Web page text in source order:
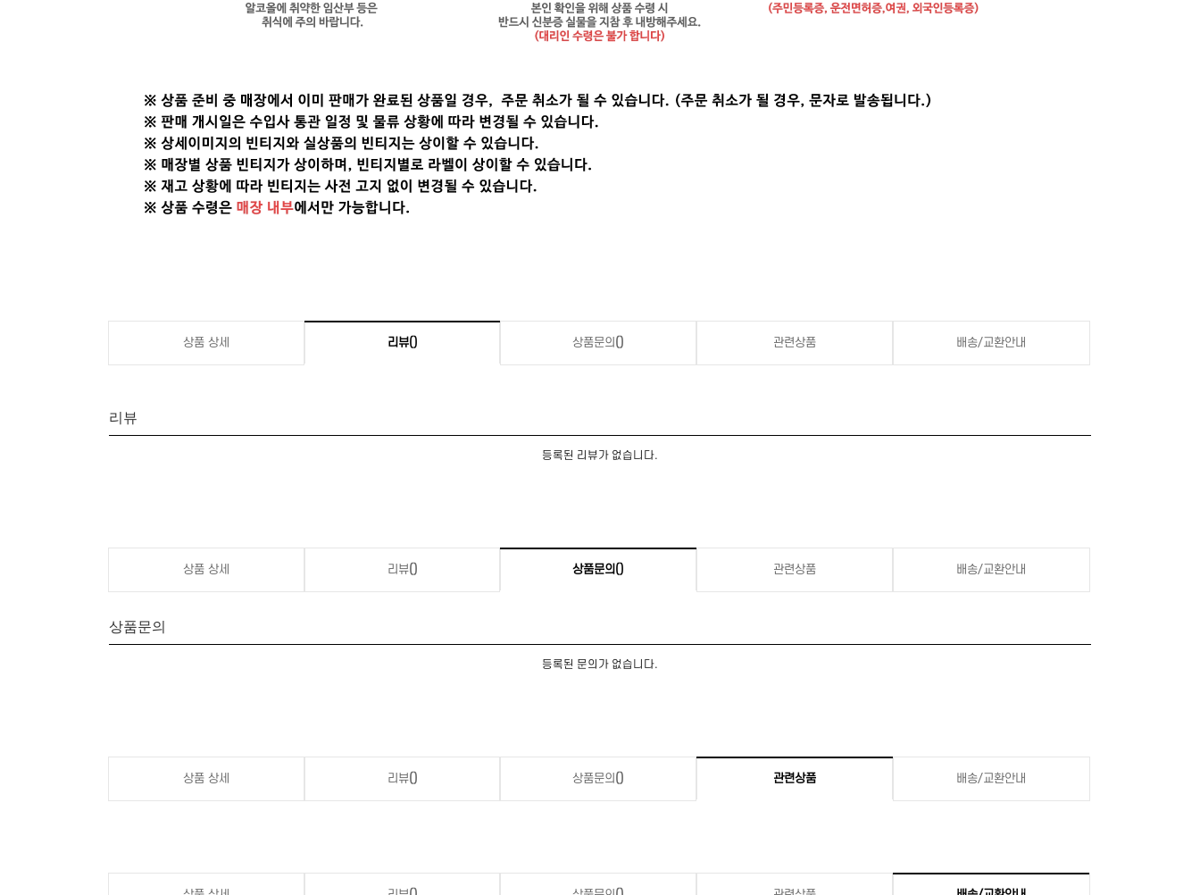
상품 상세 리뷰() 상품문의 () 관련상품 배송/교환안내
리뷰
등록된 리뷰가 없습니다.
상품 상세 리뷰() 상품문의 () 관련상품 배송/교환안내
상품문의
등록된 문의가 없습니다.
상품 상세 리뷰() 상품문의 () 관련상품 배송/교환안내